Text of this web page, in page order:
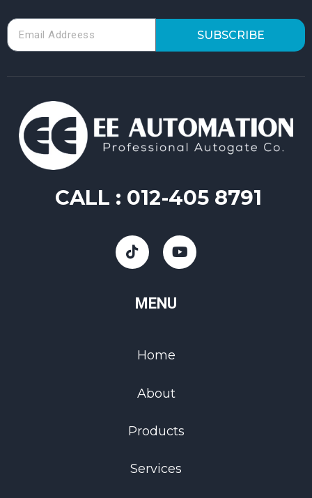
SUBSCRIBE
CALL : 012-405 8791
MENU
Home
About
Products
Services